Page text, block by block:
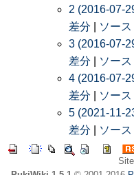
2 (2016-07-
差分
ソース
3 (2016-07-
差分
ソース
4 (2016-07-
差分
ソース
5 (2021-11-
差分
ソース